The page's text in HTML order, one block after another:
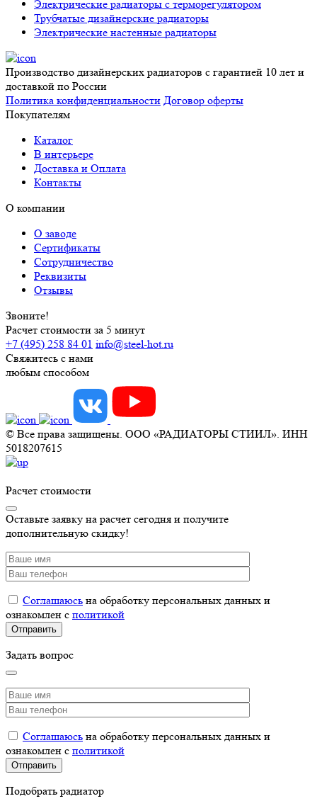
Электрические радиаторы с терморегулятором
Трубчатые дизайнерские радиаторы
Электрические настенные радиаторы
Производство дизайнерских радиаторов с гарантией 10 лет и
доставкой по России
Политика конфиденциальности Договор оферты
Покупателям
Каталог
В интерьере
Доставка и Оплата
Контакты
О компании
О заводе
Сертификаты
Сотрудничество
Реквизиты
Отзывы
Звоните!
Расчет стоимости за 5 минут
+7 (495) 258 84 01 info@steel-hot.ru
Свяжитесь с нами
любым способом
© Все права защищены. ООО «РАДИАТОРЫ СТИИЛ». ИНН
5018207615
Расчет стоимости
Оставьте заявку на расчет сегодня и получите
дополнительную скидку!
Соглашаюсь на обработку персональных данных и
ознакомлен с политикой
Задать вопрос
Соглашаюсь на обработку персональных данных и
ознакомлен с политикой
Подобрать радиатор